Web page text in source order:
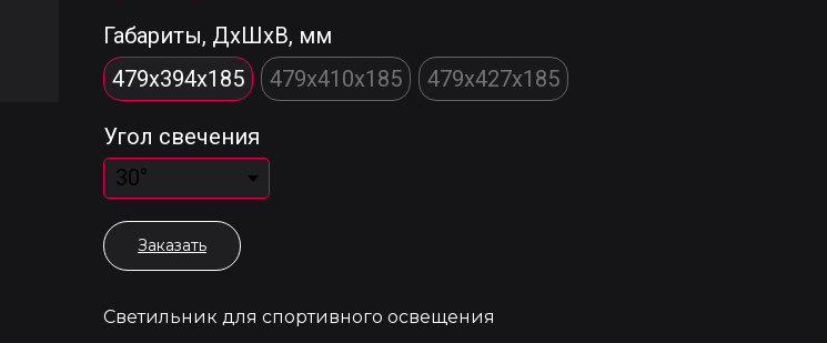
Габариты, ДхШхВ, мм
479x394x185
479x410x185 479x427x185
Угол свечения
Заказать
Светильник для спортивного освещения